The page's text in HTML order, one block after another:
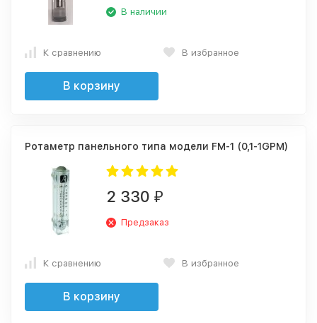
В наличии
К сравнению В избранное
В корзину
Ротаметр панельного типа модели FM-1 (0,1-1GPM)
2 330 ₽
Предзаказ
К сравнению В избранное
В корзину